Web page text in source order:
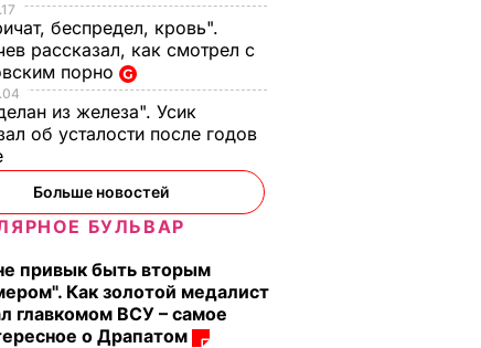
беспредел, кровь".
рассказал, как смотрел с
порно
из железа". Усик
об усталости после годов
Больше новостей
БУЛЬВАР
привык быть вторым
Как золотой медалист
главкомом ВСУ – самое
о Драпатом